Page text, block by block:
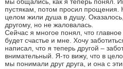
пустякам, потом просил прощения.
целом жили душа в душу.
другому, но не жаловалась.
Сейчас я многое понял, что главное
будет счастье и мне. Хочу
написал, что я теперь другой –
внимательный. Я-то вижу, что в
мы понимали друг друга, и она с